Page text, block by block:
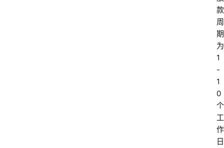
款
周
期
为
1
-
1
0
个
工
作
日